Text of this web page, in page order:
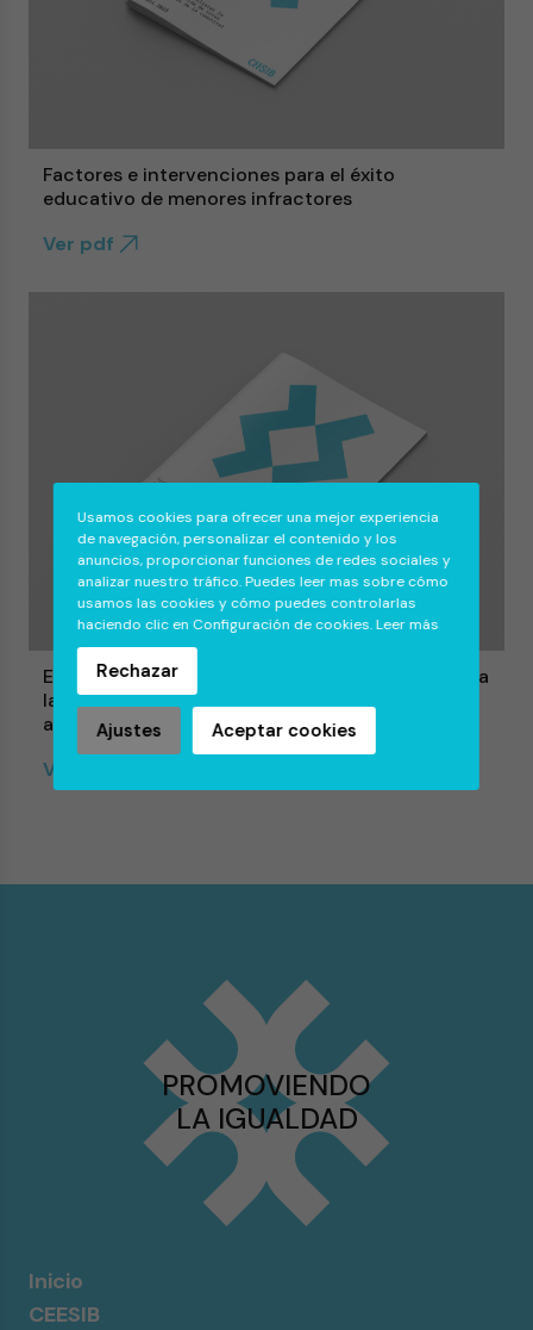
Factores e intervenciones para el éxito
educativo de menores infractores
Ver pdf
Efectividad de un programa de intervención para
la reducción del sexismo hostil y benévolo en
adolescentes infractores varones
Ver pdf
PROMOVIENDO
LA IGUALDAD
Inicio
CEESIB
Usamos cookies para ofrecer una mejor experiencia
de navegación, personalizar el contenido y los
anuncios, proporcionar funciones de redes sociales y
analizar nuestro tráfico. Puedes leer mas sobre cómo
usamos las cookies y cómo puedes controlarlas
haciendo clic en Configuración de cookies.Leer más
Ajustes Aceptar cookies
Rechazar